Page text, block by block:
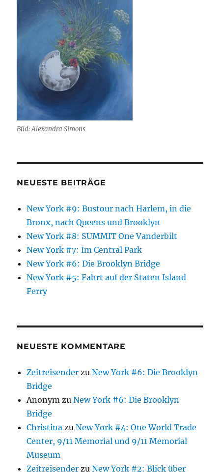
Bild: Alexandra Simons
NEUESTE BEITRÄGE
New York #9: Bustour nach Harlem, in die
Bronx, nach Queens und Brooklyn
New York #8: SUMMIT One Vanderbilt
New York #7: Im Central Park
New York #6: Die Brooklyn Bridge
New York #5: Fahrt auf der Staten Island
Ferry
NEUESTE KOMMENTARE
Zeitreisender zuNew York #6: Die Brooklyn
Bridge
Anonym zuNew York #6: Die Brooklyn
Bridge
Christina zuNew York #4: One World Trade
Center, 9/11 Memorial und 9/11 Memorial
Museum
Zeitreisender zuNew York #2: Blick über